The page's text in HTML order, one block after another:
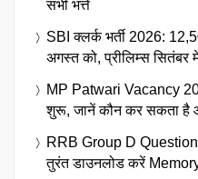
सभी भत्ते
SBI क्लर्क भर्ती 2026:
अगस्त को, प्रीलिम्स सितंबर
MP Patwari Vacancy
शुरू, जानें कौन कर सकता है
RRB Group D
तुरंत डाउनलोड करें